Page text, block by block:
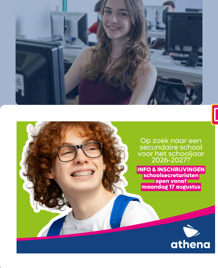
athena is dé toonaangevende secundaire
school in Kortrijkdie elke jongere een
toekomstgarantie biedt. Op vier
gespecialiseerde campussen bundelen we een
uitgebreid en toekomstgericht onderwijsaanbod.
Of je nu droomt van verder studeren in
hogeschool of universiteit (onze
doorstroomfinaliteit / ASO) of direct een
succesvolle carrière ambieert (onze
arbeidsfinaliteit / BSO), bij athena vind je een
traject op maat. Ook voor diegenen die daarin hun
opties openhouden, bieden onze studierichtingen
metdubbele finaliteit(TSO) de perfecte balans.